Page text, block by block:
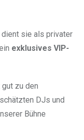
sie als privater
exklusives VIP-
zu den
DJs und
Bühne